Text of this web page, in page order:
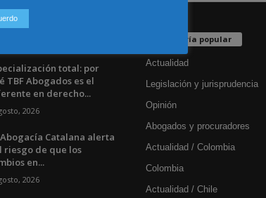
total: por
TBF Abogados es el
en derecho...
2026
Catalana alerta
riesgo de que los
en...
2026
Categoría popular
Actualidad
Legislación y jurisprudencia
Opinión
Abogados y procuradores
Actualidad / Colombia
Colombia
Actualidad / Chile